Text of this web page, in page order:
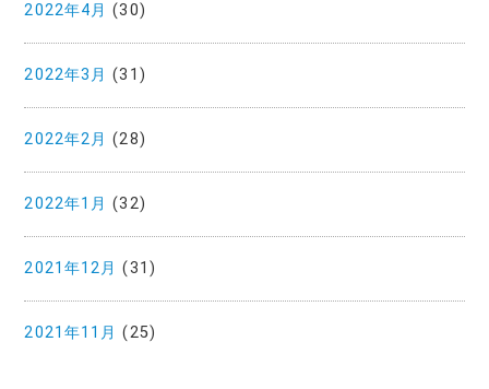
2022年4月 (30)
2022年3月 (31)
2022年2月 (28)
2022年1月 (32)
2021年12月 (31)
2021年11月 (25)